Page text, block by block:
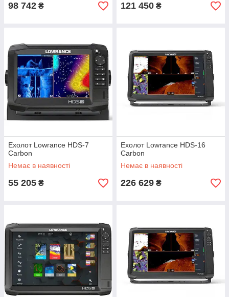
98 742 ₴ 121 450 ₴
Ехолот Lowrance HDS-7
Carbon
Немає в наявності
55 205 ₴
Ехолот Lowrance HDS-16
Carbon
Немає в наявності
226 629 ₴